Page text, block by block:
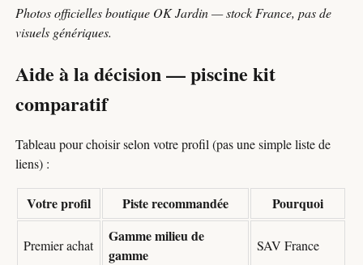
Photos officielles boutique OK Jardin — stock France, pas de
visuels génériques.
Aide à la décision — piscine kit
comparatif
Tableau pour choisir selon votre profil (pas une simple liste de
liens) :
Votre profil Piste recommandée Pourquoi
Premier achat
Gamme milieu de
gamme
SAV France